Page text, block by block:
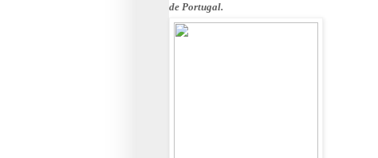
de Portugal.